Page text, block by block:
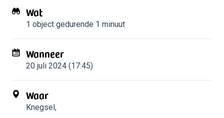
Wat
1 object gedurende 1 minuut
Wanneer
20 juli 2024 (17:45)
Waar
Knegsel,